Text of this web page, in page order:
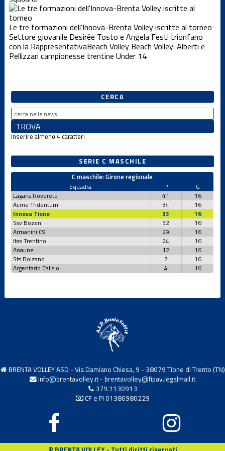
Le tre formazioni dell'Innova-Brenta Volley iscritte al torneo
Settore giovanile Desirée Tosto e Angela Festi trionfano
con la RappresentativaBeach Volley Beach Volley: Alberti e
Pellizzari campionesse trentine Under 14
Under 12 F
Under 12
Femminile
Under 13 F
Under 14 M
Under 15 M
CERCA
Inserire almeno 4 caratteri
SERIE C MASCHILE
C maschile: Girone regionale
Squadra P
G
Lagaris Rovereto
41
16
Acme Tridentum
34
16
Innova Tione
33
16
Ssv Bozen
32
16
Armanini C9
29
16
Itas Trentino
24
16
Anaune
12
16
Sts Bolzano
7
16
Argentario Calisio
4 16
BRENTA VOLLEY ASD - Via Damiano Chiesa, 9 - 38079 Tione di Trento (TN)
info@brentavolley.it- brentavolley@fipav.legalmail.it
379.1130913
CF e PI 01386980229